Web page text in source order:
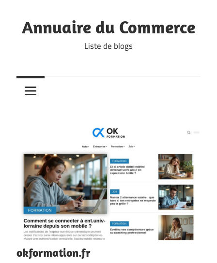
content
Annuaire du Commerce
Liste de blogs
okformation.fr